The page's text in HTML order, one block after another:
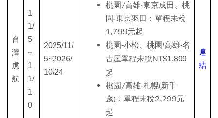
台
灣
虎
航
1
1/
5
~
1
1/
1
0
2025/11/
5~2026/
10/24
桃園/高雄-東京成田、桃
園-東京羽田：單程未稅
1,799元起
桃園-小松、桃園/高雄-名
古屋單程未稅NT$1,899
起
桃園/高雄-札幌(新千
歲)：單程未稅2,299元
起
連
結